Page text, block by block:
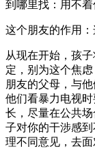
到哪里找：用不着
这个朋友的作用：
从现在开始，孩
定，别为这个焦
朋友的父母，与
他们看暴力电视
长，尽量在公共
子对你的干涉感
理不同意见，去